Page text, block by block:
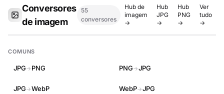
Conversores
de imagem
55
conversores
Hub de
imagem
→
Hub
JPG
→
Hub
PNG
→
Ver
tudo
→
COMUNS
JPG→ PNG PNG→JPG
JPG→WebP WebP→JPG